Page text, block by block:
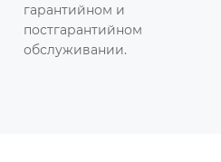
гарантийном и
постгарантийном
обслуживании.